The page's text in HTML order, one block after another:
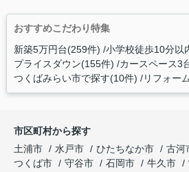
おすすめこだわり特集
新築5万円台(259件) 小学校徒歩10分以
プライスダウン(155件) カースペース3
つくばみらい市で探す(10件) リフォー
市区町村から探す
土浦市
水戸市 ひたちなか市 古河
つくば市
守谷市 石岡市 牛久市